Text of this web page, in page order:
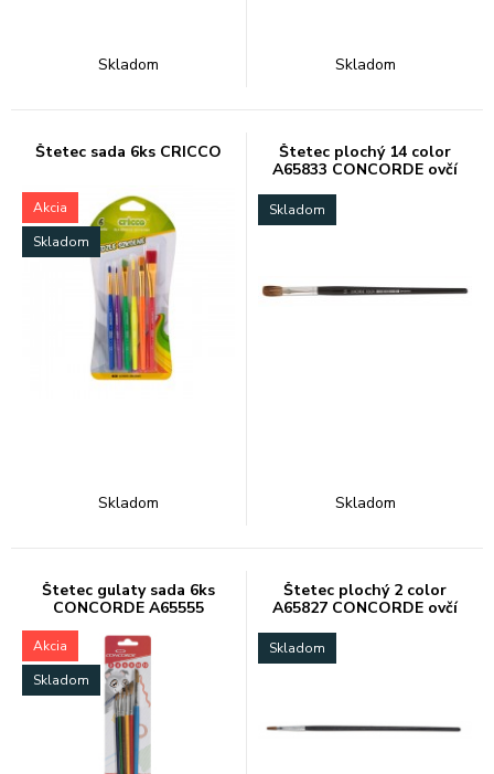
Skladom Skladom
Štetec sada 6ks CRICCO
Akcia
Skladom
Skladom
Štetec plochý 14 color
A65833 CONCORDE ovčí
Skladom
Skladom
Štetec gulaty sada 6ks
CONCORDE A65555
(2,4,6,8,10,12)
Akcia
Skladom
Štetec plochý 2 color
A65827 CONCORDE ovčí
Skladom